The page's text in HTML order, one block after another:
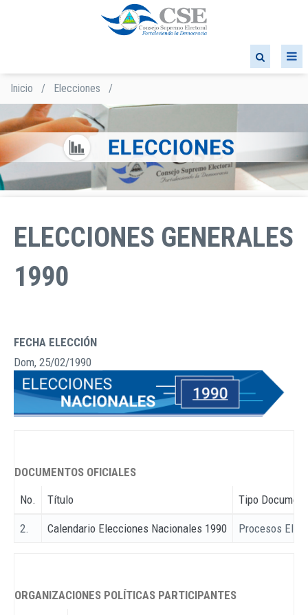
Sobrescribir
enlaces
de
ayuda
a
la
navegación
Inicio / Elecciones /
ELECCIONES GENERALES
1990
FECHA ELECCIÓN
Dom, 25/02/1990
DOCUMENTOS OFICIALES
No.
Título Tipo
2. Calendario Elecciones Nacionales 1990 Procesos
ORGANIZACIONES POLÍTICAS PARTICIPANTES